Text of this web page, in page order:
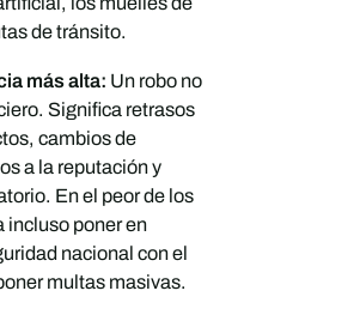
de tránsito.
más alta: Un robo no
Significa retrasos
cambios de
a la reputación y
En el peor de los
incluso poner en
nacional con el
multas masivas.